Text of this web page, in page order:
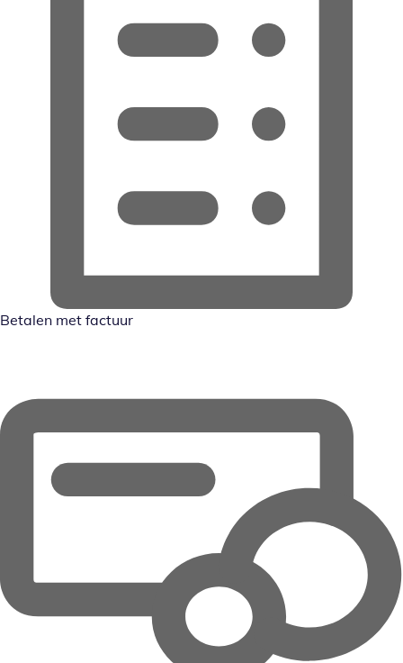
Betalen met factuur